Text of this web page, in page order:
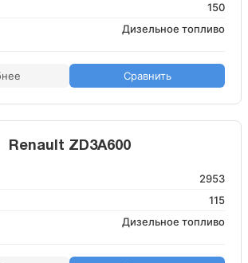
150
Дизельное топливо
Сравнить
Renault ZD3A600
2953
115
Дизельное топливо